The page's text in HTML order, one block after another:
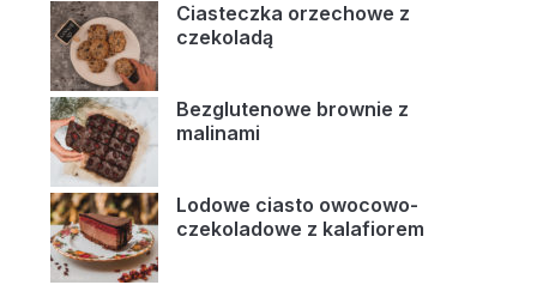
Ciasteczka orzechowe z
czekoladą
Bezglutenowe brownie z
malinami
Lodowe ciasto owocowo-
czekoladowe z kalafiorem